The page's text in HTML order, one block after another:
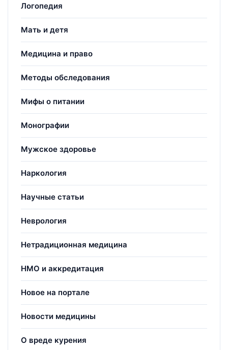
Логопедия
Мать и детя
Медицина и право
Методы обследования
Мифы о питании
Монографии
Мужское здоровье
Наркология
Научные статьи
Неврология
Нетрадиционная медицина
НМО и аккредитация
Новое на портале
Новости медицины
О вреде курения